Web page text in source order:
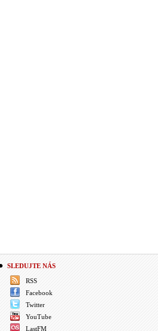
SLEDUJTE NÁS
RSS
Facebook
Twitter
YouTube
LastFM